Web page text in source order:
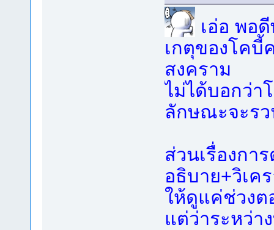
เอ่อ พอ
เกตุของโคบี้
สงคราม
ไม่ได้บอกว่า
ลักษณะจะร
ส่วนเรื่องกา
อธิบาย+วิเค
ให้ดูแค่ช่วงต
แต่ว่าระหว่า